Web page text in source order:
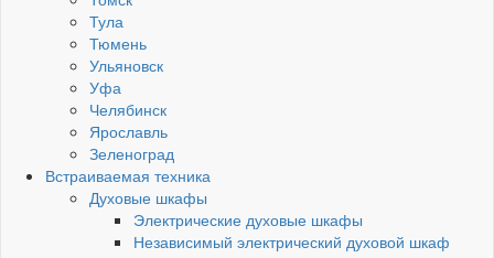
Тула
Тюмень
Ульяновск
Уфа
Челябинск
Ярославль
Зеленоград
Встраиваемая техника
Духовые шкафы
Электрические духовые шкафы
Независимый электрический духовой шкаф